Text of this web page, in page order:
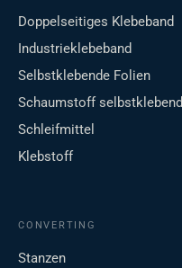
Doppelseitiges Klebeband
Industrieklebeband
Selbstklebende Folien
Schaumstoff selbstklebend
Schleifmittel
Klebstoff
CONVERTING
Stanzen